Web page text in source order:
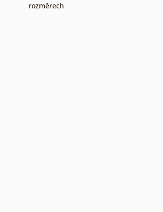
rozměrech